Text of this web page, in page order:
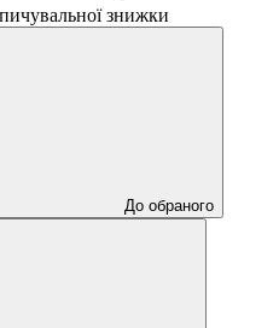
знижки
До обраного